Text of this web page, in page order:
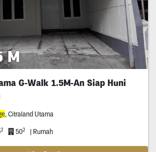
M
G-Walk 1.5M-An Siap Huni
, Citraland Utama
2 502 | Rumah